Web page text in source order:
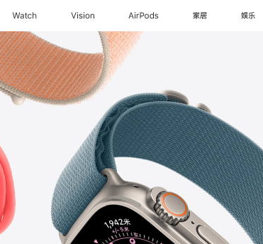
Watch Vision AirPods 家居 娱乐